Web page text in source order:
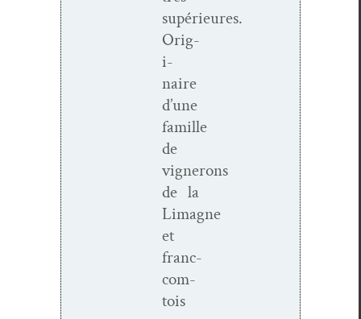
supérieures.
Orig­
i­
naire
d’une
famille
de
vignerons
de la
Limagne
et
franc-
com­­
tois